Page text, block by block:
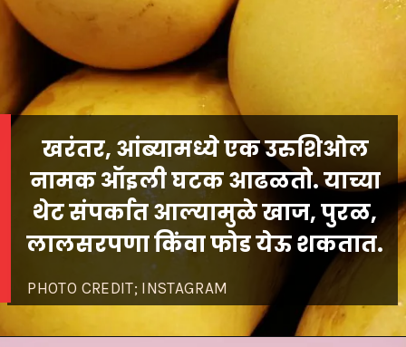
PHOTO CREDIT; INSTAGRAM
खरंतर, आंब्यामध्ये एक उरुशिओल
नामक ऑइली घटक आढळतो. याच्या
थेट संपर्कात आल्यामुळे खाज, पुरळ,